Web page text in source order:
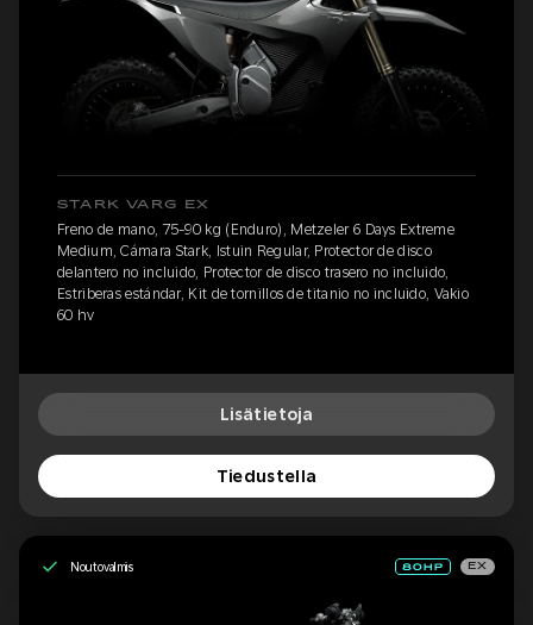
STARK VARG EX
Freno de mano, 75-90 kg (Enduro), Metzeler 6 Days Extreme
Medium, Cámara Stark, Istuin Regular, Protector de disco
delantero no incluido, Protector de disco trasero no incluido,
Estriberas estándar, Kit de tornillos de titanio no incluido, Vakio
60 hv
Lisätietoja
Tiedustella
Noutovalmis EX